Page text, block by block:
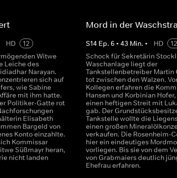
HD
12
Witwe
Leiche des
Narayan.
sich auf
wie Sabine
mit ihm hatte.
Politiker-Gatte rot
Elisabeth
Bargeld von
Konto einzahlte.
Kommissar
Süßmayr heran,
nicht landen
Mord in der
S14 Ep.6 •43 Min. • HD
12
Schock für Sekretärin
Waschanlage liegt der
Tankstellenbetreiber Martin
tot zwischen den Walzen.
Kollegen erfahren die
Hansen und Korbinian
einen heftigen Streit mit
gab. Der
Tankstelle wollte die
einen großen
verkaufen. Die Rosenheim-
hier ein eindeutiges
vorliegen. Bis sie von dem
von Grabmaiers deutlich
Ehefrau erfahren.